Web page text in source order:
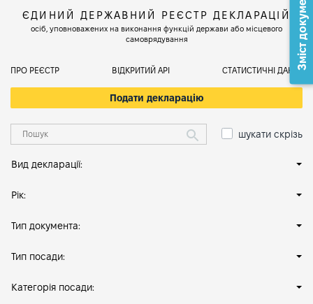
ЄДИНИЙ ДЕРЖАВНИЙ РЕЄСТР ДЕКЛАРАЦІЙ
осіб, уповноважених на виконання функцій держави або місцевого
самоврядування
ПРО РЕЄСТР ВІДКРИТИЙ АРІ СТАТИСТИЧНІ ДАНІ
Подати декларацію
шукати скрізь
Вид декларації:
Рік:
Тип документа:
Тип посади:
Категорія посади:
Зміст документа